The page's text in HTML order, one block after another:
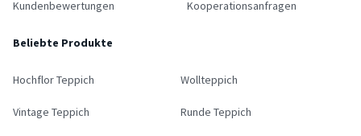
Kundenbewertungen Kooperationsanfragen
Beliebte Produkte
Hochflor Teppich Wollteppich
Vintage Teppich Runde Teppich